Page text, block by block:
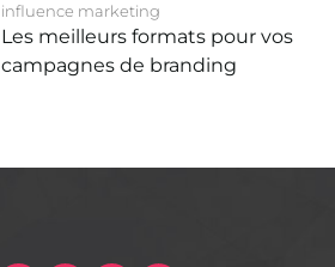
influence marketing
Les meilleurs formats pour vos
campagnes de branding